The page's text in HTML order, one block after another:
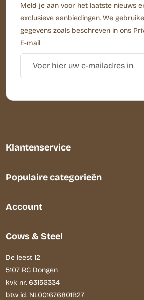
Meld je aan voor het laatste nieuws
exclusieve aanbiedingen. We
gegevens zoals beschreven in ons
E-mail
Klantenservice
Populaire categorieën
Account
Cows & Steel
De leest 12
5107 RC Dongen
kvk nr. 63156334
btw id. NL001676801B27